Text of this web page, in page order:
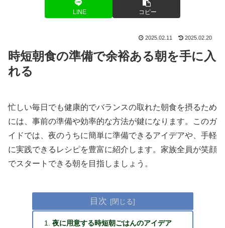
LINE コピー
2025.02.11 2025.02.20
時短朝食の準備で余裕ある朝を手に入
れる
忙しい毎日でも健康的でバランスの取れた朝食を摂るため
には、事前の準備や効率的な方法が鍵になります。このガ
イドでは、夜のうちに簡単に準備できるアイデアや、手軽
に実践できるレシピを豊富に紹介します。家族全員が笑顔
でスタートできる朝を目指しましょう。
目次
夜に用意する時短朝ごはんのアイデア